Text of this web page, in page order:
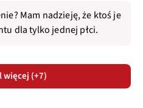
Mam nadzieję, że ktoś je
dla tylko jednej płci.
więcej (+7)